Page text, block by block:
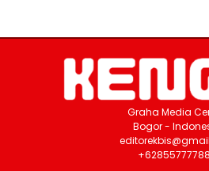
Graha Media
Bogor -